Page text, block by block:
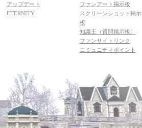
アップデート
ETERNITY
ファンアート掲示板
スクリーンショット掲示
板
知識王（質問掲示板）
ファンサイトリンク
コミュニティポイント